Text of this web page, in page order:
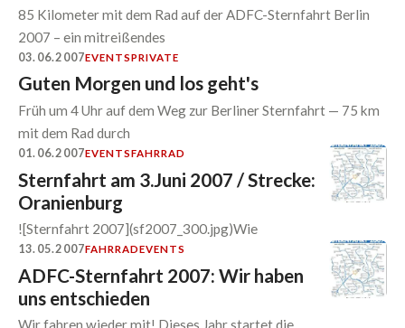
85 Kilometer mit dem Rad auf der ADFC-Sternfahrt Berlin
2007 – ein mitreißendes
03.06.2007EVENTSPRIVATE
Guten Morgen und los geht's
Früh um 4 Uhr auf dem Weg zur Berliner Sternfahrt — 75 km
mit dem Rad durch
01.06.2007EVENTSFAHRRAD
Sternfahrt am 3.Juni 2007 / Strecke:
Oranienburg
![Sternfahrt 2007](sf2007_300.jpg)Wie
13.05.2007FAHRRADEVENTS
ADFC-Sternfahrt 2007: Wir haben
uns entschieden
Wir fahren wieder mit! Dieses Jahr startet die